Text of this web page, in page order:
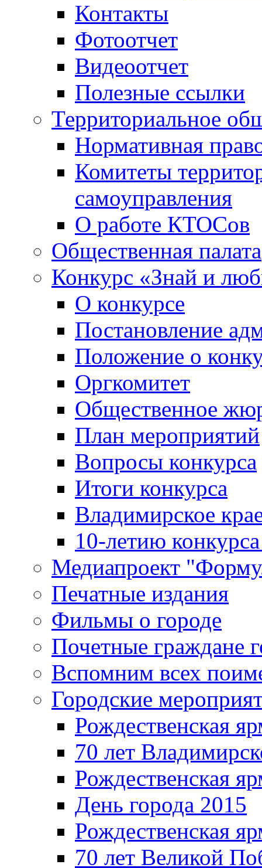
Контакты
Фотоотчет
Видеоотчет
Полезные ссылки
Территориальное
Нормативная
Комитеты
самоуправления
О работе КТОСов
Общественная палата
Конкурс «Знай и
О конкурсе
Постановление
Положение о
Оргкомитет
Общественное
План мероприятий
Вопросы конкурса
Итоги конкурса
Владимирское
10-летию
Медиапроект
Печатные издания
Фильмы о городе
Почетные граждане
Вспомним всех
Городские
Рождественская
70 лет
Рождественская
День города 2015
Рождественская
70 лет Великой